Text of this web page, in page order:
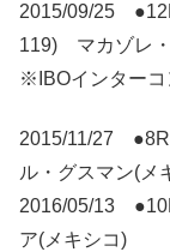
2015/09/25
119) マカゾレ
※IBOインターコ
2015/11/27 ●8R
ル・グスマン(メ
2016/05/13
ア(メキシコ)